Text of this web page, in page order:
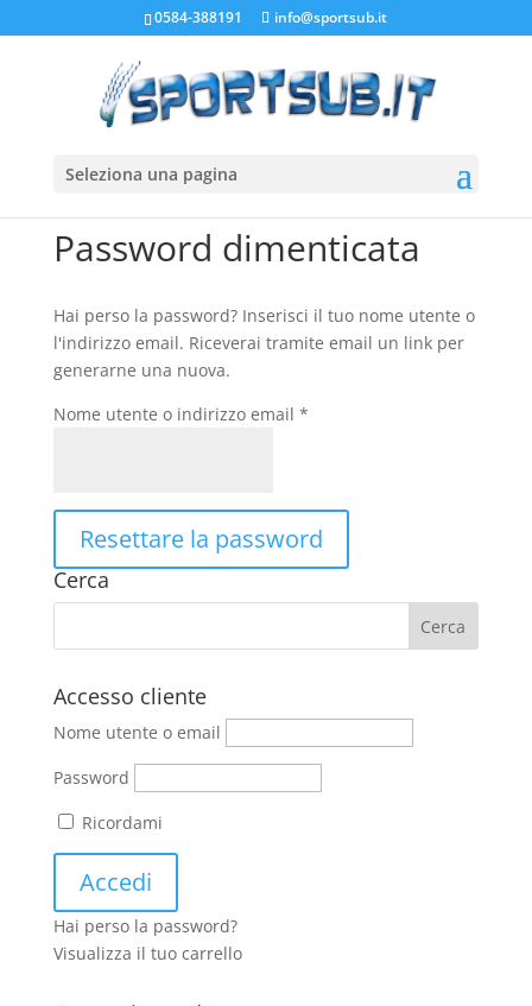
0584-388191 info@sportsub.it
Seleziona una pagina
Password dimenticata
Hai perso la password? Inserisci il tuo nome utente o
l'indirizzo email. Riceverai tramite email un link per
generarne una nuova.
Nome utente o indirizzo email *Richiesto
Resettare la password
Cerca
Accesso cliente
Nome utente o email
Password
Ricordami
Hai perso la password?
Visualizza il tuo carrello